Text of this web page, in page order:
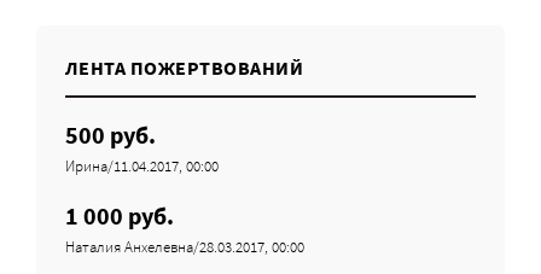
ЛЕНТА ПОЖЕРТВОВАНИЙ
500 руб.
Ирина/11.04.2017, 00:00
1 000 руб.
Наталия Анхелевна/28.03.2017, 00:00